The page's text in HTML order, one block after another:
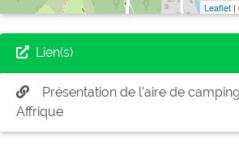
Leaflet|
Lien(s)
Présentation de l'aire de
Affrique